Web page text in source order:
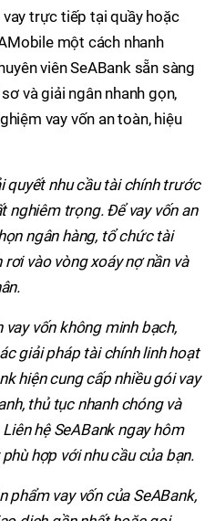
trực tiếp tại quầy hoặc
một cách nhanh
viên SeABank sẵn sàng
và giải ngân nhanh gọn,
vay vốn an toàn, hiệu
quyết nhu cầu tài chính trước
nghiêm trọng. Để vay vốn an
ngân hàng, tổ chức tài
vào vòng xoáy nợ nần và
vốn không minh bạch,
giải pháp tài chính linh hoạt
hiện cung cấp nhiều gói vay
thủ tục nhanh chóng và
hệ SeABank ngay hôm
hợp với nhu cầu của bạn.
phẩm vay vốn của SeABank,